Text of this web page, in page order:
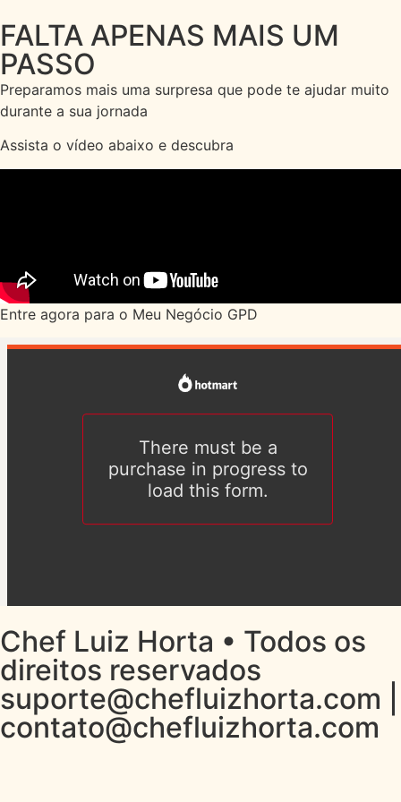
FALTA APENAS MAIS UM
PASSO
Preparamos mais uma surpresa que pode te ajudar muito
durante a sua jornada
Assista o vídeo abaixo e descubra
Entre agora para o Meu Negócio GPD
Chef Luiz Horta • Todos os
direitos reservados
suporte@chefluizhorta.com
contato@chefluizhorta.com